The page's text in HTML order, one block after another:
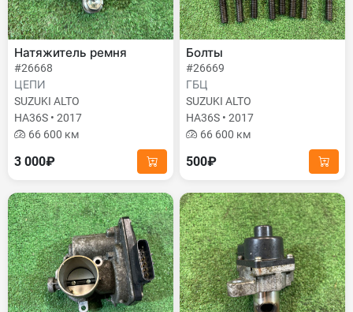
Натяжитель ремня
#26668
ЦЕПИ
SUZUKI ALTO
HA36S • 2017
66 600 км
3 000₽
Болты
#26669
ГБЦ
SUZUKI ALTO
HA36S • 2017
66 600 км
500₽